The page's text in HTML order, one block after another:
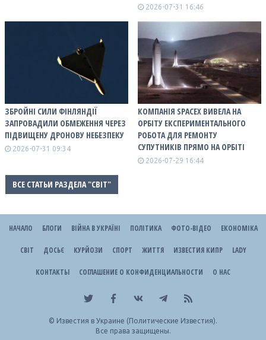
2026-07-31 16:46
ЗБРОЙНІ СИЛИ ФІНЛЯНДІЇ
ЗАПРОВАДИЛИ ОБМЕЖЕННЯ ЧЕРЕЗ
ПІДВИЩЕНУ ДРОНОВУ НЕБЕЗПЕКУ
2026-07-31 09:34
КОМПАНІЯ SPACEX ВИВЕЛА НА
ОРБІТУ ЕКСПЕРИМЕНТАЛЬНОГО
РОБОТА ДЛЯ РЕМОНТУ
СУПУТНИКІВ ПРЯМО НА ОРБІТІ
2026-07-29 16:44
ВСЕ СТАТЬИ РАЗДЕЛА "СВІТ"
НАЧАЛО БЛОГИ ВІЙНА В УКРАЇНІ ПОЛІТИКА ФОТО-ВІДЕО ЕКОНОМІКА
СВІТ ДОСЬЄ КУРЙОЗИ СПОРТ ЖИТТЯ ИЗВЕСТИЯ КИПР LADY
КОНТАКТЫ СОГЛАШЕНИЕ О КОНФИДЕНЦИАЛЬНОСТИ О НАС
© Известия в Украине (Политические Известия).
Все права защищены.